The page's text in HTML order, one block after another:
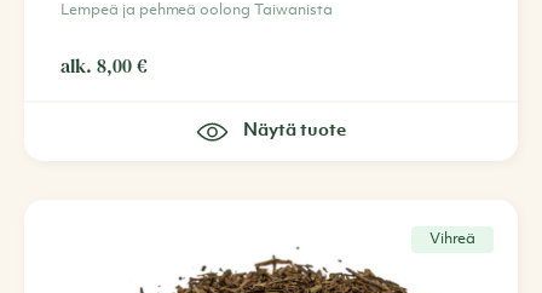
Lempeä ja pehmeä oolong Taiwanista
alk. 8,00€
Näytä tuote
Vihreä